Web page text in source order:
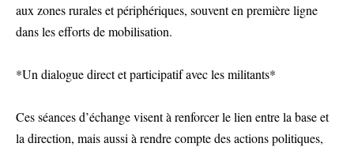
aux zones rurales et périphériques, souvent en première ligne
dans les efforts de mobilisation.
*Un dialogue direct et participatif avec les militants*
Ces séances d’échange visent à renforcer le lien entre la base et
la direction, mais aussi à rendre compte des actions politiques,